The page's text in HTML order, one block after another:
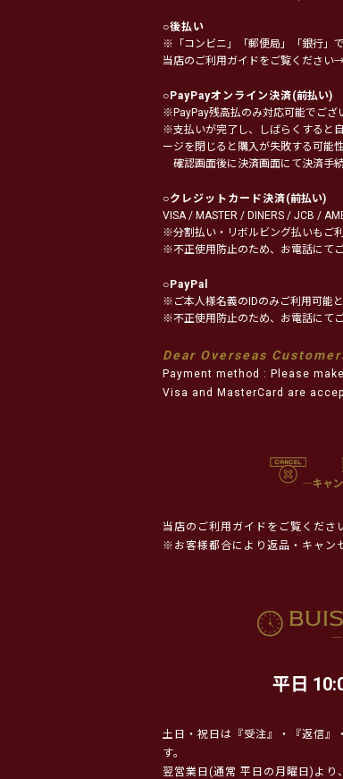
○後払い
※「コンビニ」「郵便局」「銀行」
当店のご利用ガイドをご覧ください
○ PayPayオンライン決済(前払い)
※PayPay残高払のみ対応可能でござ
※支払いが完了し、しばらくすると
ージを閉じると購入が失敗する可能性
確認画面後に決済画面にて決済手
○クレジットカード決済(前払い)
VISA / MASTER / DINERS / JCB /
※分割払い・リボルビング払いもご利
※不正使用防止のため、お電話にて
○ PayPal
※ご本人様名義のIDのみご利用可能と
※不正使用防止のため、お電話にて
Dear Overseas
Payment method : Please
Visa and MasterCard are
当店のご利用ガイドをご覧くださ
※お客様都合により返品・キャン
平日
土日・祝日は『受注』・『返信』
す。
翌営業日(通常 平日の月曜日)より